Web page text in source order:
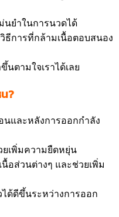
นยำในการนวดได้
วิธีการที่กล้ามเนื้อตอบสนอง
นตามใจเราได้เลย
?
อนและหลังการออกกำลัง
ยเพิ่มความยืดหยุ่น
อส่วนต่างๆ และช่วยเพิ่ม
ได้ดีขึ้นระหว่างการออก